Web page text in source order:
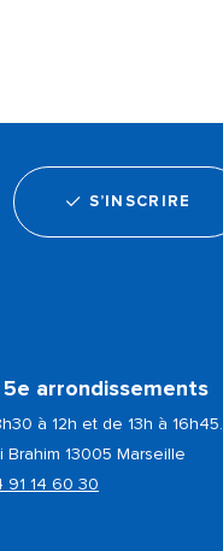
S’INSCRIRE
arrondissements
à 12h et de 13h à 16h45.
Brahim 13005 Marseille
91 14 60 30